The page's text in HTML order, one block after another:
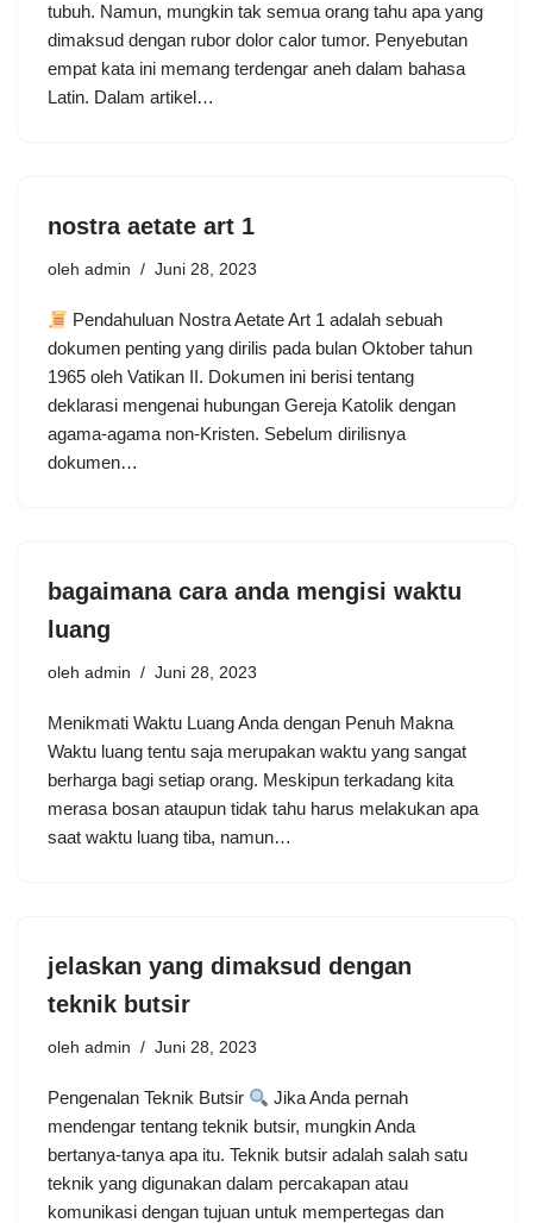
tubuh. Namun, mungkin tak semua orang tahu apa yang
dimaksud dengan rubor dolor calor tumor. Penyebutan
empat kata ini memang terdengar aneh dalam bahasa
Latin. Dalam artikel…
nostra aetate art 1
oleh admin Juni 28, 2023
Pendahuluan Nostra Aetate Art 1 adalah sebuah
dokumen penting yang dirilis pada bulan Oktober tahun
1965 oleh Vatikan II. Dokumen ini berisi tentang
deklarasi mengenai hubungan Gereja Katolik dengan
agama-agama non-Kristen. Sebelum dirilisnya
dokumen…
bagaimana cara anda mengisi waktu
luang
oleh admin Juni 28, 2023
Menikmati Waktu Luang Anda dengan Penuh Makna
Waktu luang tentu saja merupakan waktu yang sangat
berharga bagi setiap orang. Meskipun terkadang kita
merasa bosan ataupun tidak tahu harus melakukan apa
saat waktu luang tiba, namun…
jelaskan yang dimaksud dengan
teknik butsir
oleh admin Juni 28, 2023
Pengenalan Teknik Butsir
Jika Anda pernah
mendengar tentang teknik butsir, mungkin Anda
bertanya-tanya apa itu. Teknik butsir adalah salah satu
teknik yang digunakan dalam percakapan atau
komunikasi dengan tujuan untuk mempertegas dan